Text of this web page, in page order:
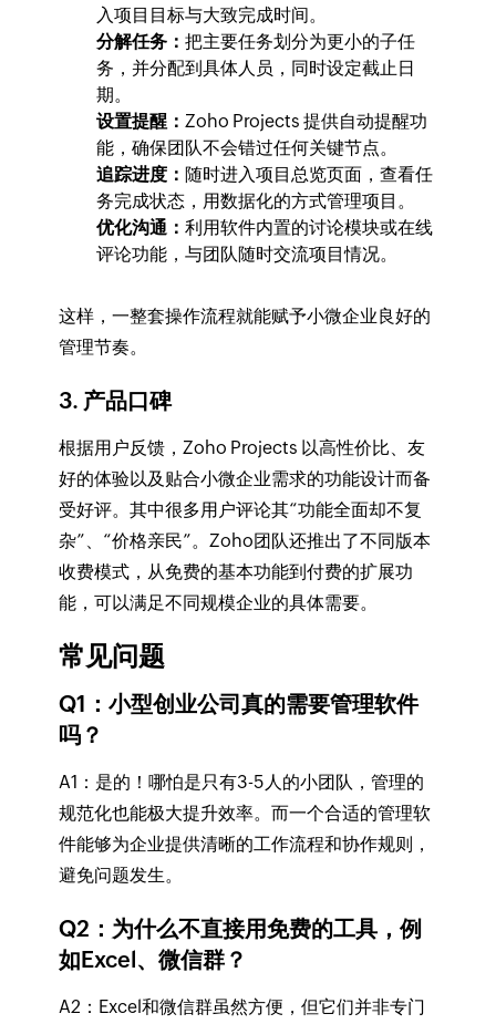
入项目目标与大致完成时间。
分解任务： 把主要任务划分为更小的子任
务，并分配到具体人员，同时设定截止日
期。
设置提醒： Zoho Projects 提供自动提醒功
能，确保团队不会错过任何关键节点。
追踪进度： 随时进入项目总览页面，查看任
务完成状态，用数据化的方式管理项目。
优化沟通： 利用软件内置的讨论模块或在线
评论功能，与团队随时交流项目情况。
这样，一整套操作流程就能赋予小微企业良好的
管理节奏。
3. 产品口碑
根据用户反馈，Zoho Projects 以高性价比、友
好的体验以及贴合小微企业需求的功能设计而备
受好评。其中很多用户评论其“功能全面却不复
杂”、“价格亲民”。Zoho团队还推出了不同版本
收费模式，从免费的基本功能到付费的扩展功
能，可以满足不同规模企业的具体需要。
常见问题
Q1：小型创业公司真的需要管理软件
吗？
A1：是的！哪怕是只有3-5人的小团队，管理的
规范化也能极大提升效率。而一个合适的管理软
件能够为企业提供清晰的工作流程和协作规则，
避免问题发生。
Q2：为什么不直接用免费的工具，例
如Excel、微信群？
A2：Excel和微信群虽然方便，但它们并非专门